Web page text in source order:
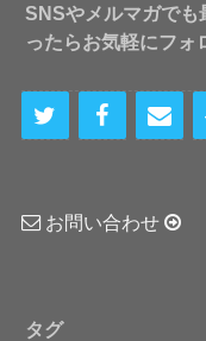
SNSやメルマガでも
ったらお気軽にフ
お問い合わせ
タグ